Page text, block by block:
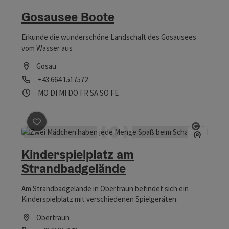
Gosausee Boote
Erkunde die wunderschöne Landschaft des Gosausees
vom Wasser aus
Gosau
Telefon
+43 664 1517572
Öffnungszeiten
MO Montag geöffnet
DI Dienstag geöffnet
MI Mittwoch geöffnet
DO Donnerstag geöffnet
FR Freitag geöffnet
SA Samstag geöffnet
SO Sonntag geöffnet
FEFeiertag geöffnet
Beitrag merken: Kinderspielplatz am
Kinderspielplatz am
Strandbadgelände
Am Strandbadgelände in Obertraun befindet sich ein
Kinderspielplatz mit verschiedenen Spielgeräten.
Obertraun